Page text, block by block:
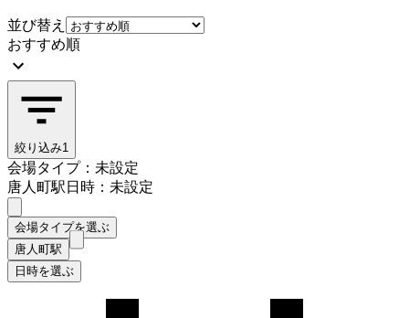
並び替え
おすすめ順
絞り込み1
会場タイプ：未設定
唐人町駅日時：未設定
会場タイプを選ぶ
唐人町駅
日時を選ぶ